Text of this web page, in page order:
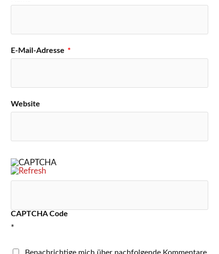
E-Mail-Adresse *
Website
CAPTCHA Code
*